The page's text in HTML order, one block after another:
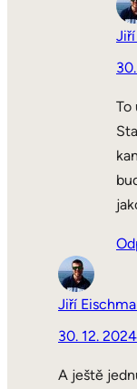
To
Jiří
30. 12. 2024
A ještě